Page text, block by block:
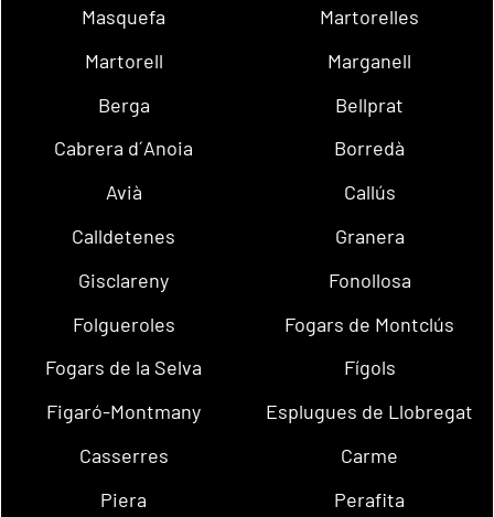
Masquefa
Martorelles
Martorell
Marganell
Berga
Bellprat
Cabrera d´Anoia
Borredà
Avià
Callús
Calldetenes
Granera
Gisclareny
Fonollosa
Folgueroles
Fogars de Montclús
Fogars de la Selva
Fígols
Figaró-Montmany
Esplugues de Llobregat
Casserres
Carme
Piera
Perafita